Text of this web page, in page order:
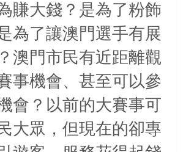
賺大錢？是為了粉飾
為了讓澳門選手有展
澳門市民有近距離觀
事機會、甚至可以參
會？以前的大賽事可
大眾，但現在的卻專